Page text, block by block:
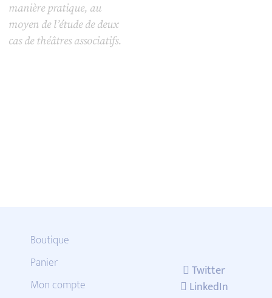
manière pratique, au
moyen de l’étude de deux
cas de théâtres associatifs.
Boutique
Panier
Mon compte
Twitter
LinkedIn